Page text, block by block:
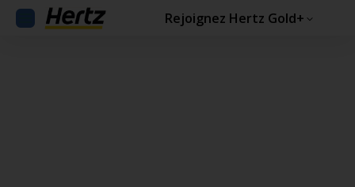
Rejoignez Hertz Gold+